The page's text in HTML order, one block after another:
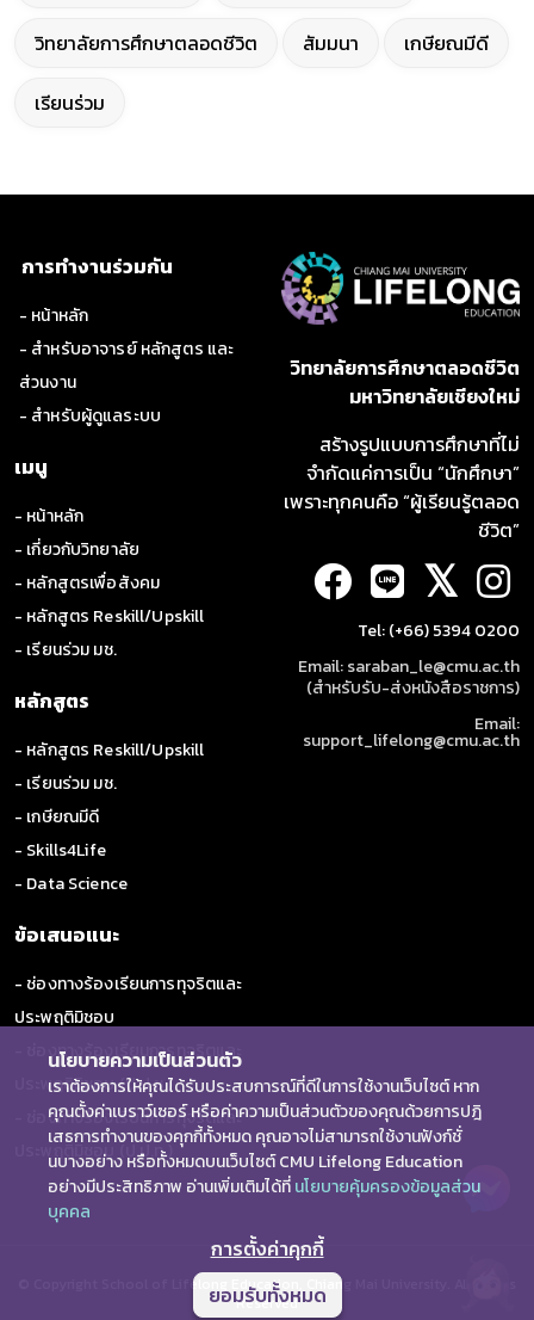
วิทยาลัยการศึกษาตลอดชีวิต สัมมนา เกษียณมีดี
เรียนร่วม
การทำงานร่วมกัน
- หน้าหลัก
- สำหรับอาจารย์ หลักสูตร และ
ส่วนงาน
- สำหรับผู้ดูแลระบบ
เมนู
- หน้าหลัก
- เกี่ยวกับวิทยาลัย
- หลักสูตรเพื่อสังคม
- หลักสูตร Reskill/Upskill
- เรียนร่วม มช.
หลักสูตร
- หลักสูตร Reskill/Upskill
- เรียนร่วม มช.
- เกษียณมีดี
- Skills4Life
- Data Science
ข้อเสนอแนะ
- ช่องทางร้องเรียนการทุจริตและ
ประพฤติมิชอบ
- ช่องทางร้องเรียนการทุจริตและ
ประพฤติมิชอบ (ป.ป.ช.)
- ช่องทางร้องเรียนการทุจริตและ
ประพฤติมิชอบ (ป.ป.ท.)
วิทยาลัยการศึกษาตลอดชีวิต
มหาวิทยาลัยเชียงใหม่
สร้างรูปแบบการศึกษาที่ไม่
จำกัดแค่การเป็น “นักศึกษา”
เพราะทุกคนคือ “ผู้เรียนรู้ตลอด
ชีวิต”
𝕏
Tel: (+66) 5394 0200
Email: saraban_le@cmu.ac.th
(สำหรับรับ-ส่งหนังสือราชการ)
Email:
support_lifelong@cmu.ac.th
© Copyright School of Lifelong Education, Chiang Mai University. All Rights
Reserved
นโยบายความเป็นส่วนตัว
เราต้องการให้คุณได้รับประสบการณ์ที่ดีในการใช้งานเว็บไซต์ หาก
คุณตั้งค่าเบราว์เซอร์ หรือค่าความเป็นส่วนตัวของคุณด้วยการปฎิ
เสธการทำงานของคุกกี้ทั้งหมด คุณอาจไม่สามารถใช้งานฟังก์ชั่
นบางอย่าง หรือทั้งหมดบนเว็บไซต์ CMU Lifelong Education
อย่างมีประสิทธิภาพ อ่านเพิ่มเติมได้ที่นโยบายคุ้มครองข้อมูลส่วน
บุคคล
การตั้งค่าคุกกี้
ยอมรับทั้งหมด